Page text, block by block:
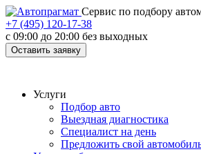
Cервис по подбору
+7 (495) 120-17-38
с 09:00 до 20:00 без выходных
Оставить заявку
Услуги
Подбор авто
Выездная диагностика
Специалист на день
Предложить свой